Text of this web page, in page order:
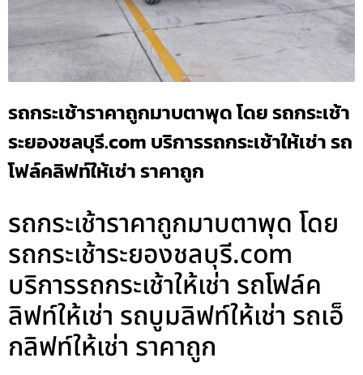
รถกระเช้าราคาถูกมาบตาพุด โดย รถกระเช้า
ระยองชลบุรี.com บริการรถกระเช้าให้เช่า รถ
โฟล์คลิฟท์ให้เช่า ราคาถูก
รถกระเช้าราคาถูกมาบตาพุด โดย
รถกระเช้าระยองชลบุรี.com
บริการรถกระเช้าให้เช่า รถโฟล์ค
ลิฟท์ให้เช่า รถบูมลิฟท์ให้เช่า รถเอ็
กลิฟท์ให้เช่า ราคาถูก